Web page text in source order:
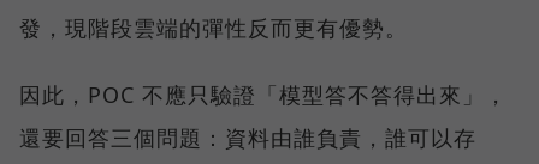
發，現階段雲端的彈性反而更有優勢。
因此，POC 不應只驗證「模型答不答得出來」，
還要回答三個問題：資料由誰負責，誰可以存